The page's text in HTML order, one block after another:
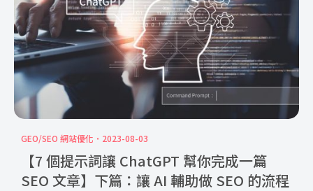
GEO/SEO 網站優化 2023-08-03
【7 個提示詞讓 ChatGPT 幫你完成一篇
SEO 文章】下篇：讓 AI 輔助做 SEO 的流程